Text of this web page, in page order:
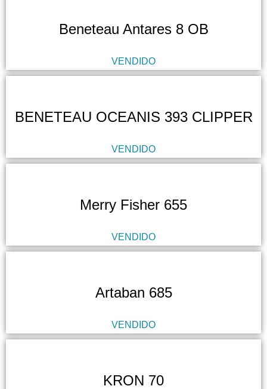
Beneteau Antares 8 OB
VENDIDO
BENETEAU OCEANIS 393 CLIPPER
VENDIDO
Merry Fisher 655
VENDIDO
Artaban 685
VENDIDO
KRON 70